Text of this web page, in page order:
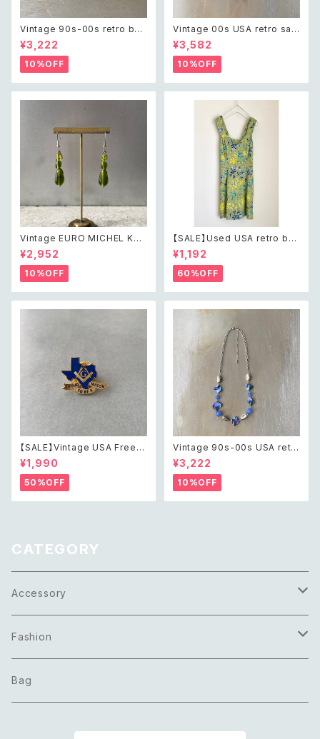
Vintage 90s-00s retro bot
anical crystal bijou×pearl
bracelet レトロ ヴィンテージ
アクセサリー ボタニカル クリス
タル ビジュー×パール ブレスレ
ット
¥3,222
10%OFF
Vintage 00s USA retro saf
ari design elephant swing
charm necklace レトロ アメ
リカ ヴィンテージ アクセサリー
サファリ デザイン エレファント
ゾウ スウィング チャーム ネック
レス
¥3,582
10%OFF
Vintage EURO MICHEL KLE
IN retro green glass beads
pierce レトロ ユーロ ヴィンテ
ージ アクセサリー ミッシェルク
ラン グリーン ガラスビーズ ピア
ス/イヤリング
¥2,952
10%OFF
【SALE】Used USA retro bot
anical flower salopette sh
ort pants レトロ アメリカ ユー
ズド 古着 ライトグリーン ボタニ
カル フラワー サロペット ショー
トパンツ
¥1,192
60%OFF
【SALE】Vintage USA Freem
ason blue enameled Texa
s Proud to be A Mason pin
brooch アメリカ ヴィンテージ
アクセサリー フリーメイソン ブ
ルー エナメル ピン ブローチ
¥1,990
50%OFF
Vintage 90s-00s USA retr
o aurora blue shell beads
necklace レトロ アメリカ ヴィ
ンテージ アクセサリー オーロラ
ブルー シェル ビーズ ネックレス
¥3,222
10%OFF
CATEGORY
Accessory
Necklace
Pierce
Fashion
Tops
Bag